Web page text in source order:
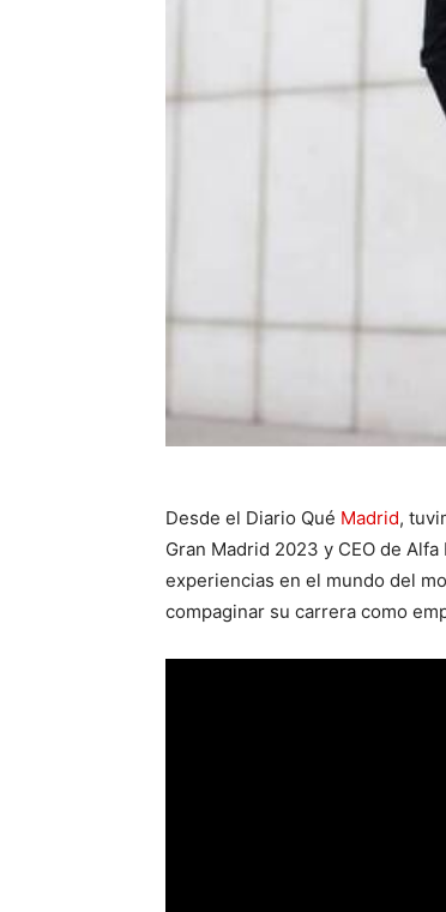
Desde el Diario Qué Madrid,
Gran Madrid 2023 y CEO de
experiencias en el mundo del
compaginar su carrera como